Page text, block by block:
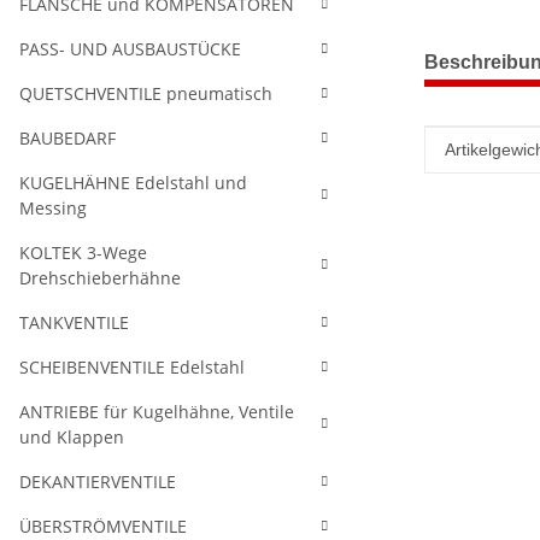
weitere
Wert
PASS- UND AUSBAUSTÜCKE
QUETSCHVENTILE pneumatisch
BAUBEDARF
KUGELHÄHNE Edelstahl und
Messing
KOLTEK 3-Wege
Drehschieberhähne
TANKVENTILE
SCHEIBENVENTILE Edelstahl
ANTRIEBE für Kugelhähne, Ventile
und Klappen
DEKANTIERVENTILE
ÜBERSTRÖMVENTILE